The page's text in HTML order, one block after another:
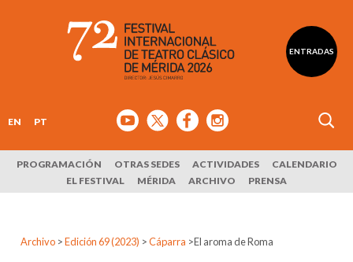
ENTRADAS
EN PT
PROGRAMACIÓN OTRAS SEDES ACTIVIDADES
CALENDARIO
EL FESTIVAL
MÉRIDA ARCHIVO PRENSA
Archivo > Edición 69 (2023) > Cáparra >El aroma de Roma